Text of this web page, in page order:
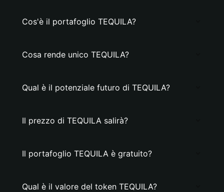
Cos'è il portafoglio TEQUILA?
Cosa rende unico TEQUILA?
Qual è il potenziale futuro di TEQUILA?
Il prezzo di TEQUILA salirà?
Il portafoglio TEQUILA è gratuito?
Qual è il valore del token TEQUILA?